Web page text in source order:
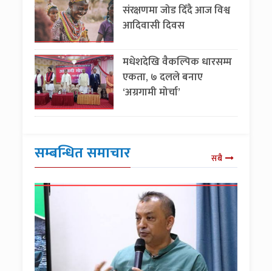
संरक्षणमा जोड दिँदै आज विश्व
आदिवासी दिवस
मधेशदेखि वैकल्पिक धारसम्म
एकता, ७ दलले बनाए
‘अग्रगामी मोर्चा’
सम्बन्धित समाचार सबै